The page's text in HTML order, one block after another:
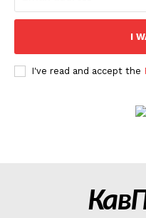
I
I've read and accept the